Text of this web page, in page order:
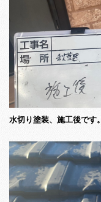
水切り塗装、施工後です。